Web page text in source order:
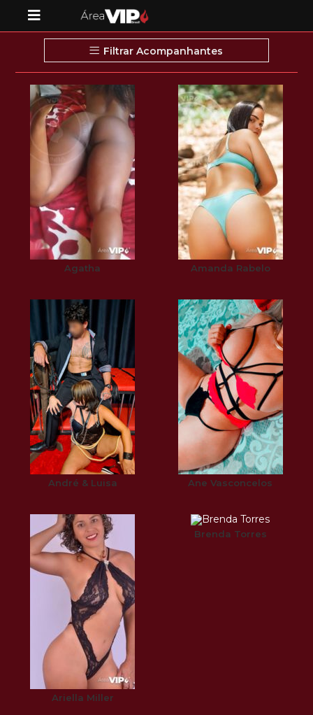
Filtrar Acompanhantes
Agatha Amanda Rabelo
André & Luisa Ane Vasconcelos
Ariella Miller
Brenda Torres